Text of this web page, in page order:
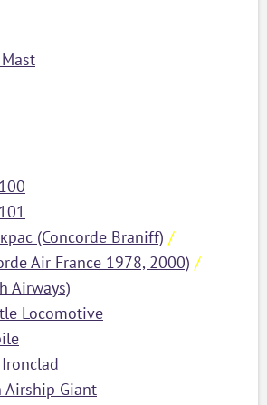
(Concorde Braniff) /
Air France 1978, 2000) /
Airways)
Locomotive
Ironclad
Airship Giant